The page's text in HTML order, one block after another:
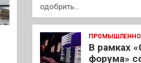
одобрить…
В рамках
форума»